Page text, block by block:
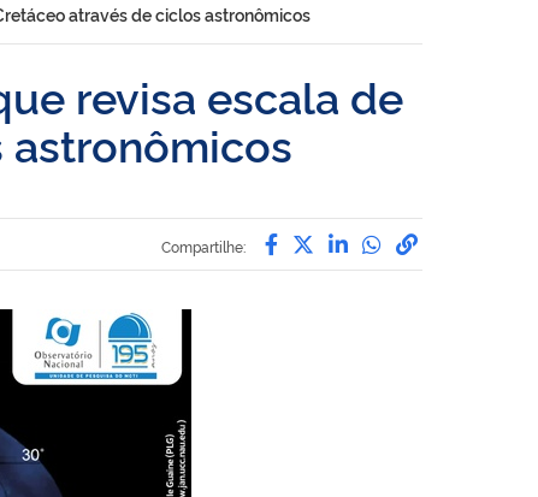
através de ciclos astronômicos
revisa escala de
Compartilhe: Compartilhe por
Compartilhe por
Compartilhe por
Compartilhe
link para